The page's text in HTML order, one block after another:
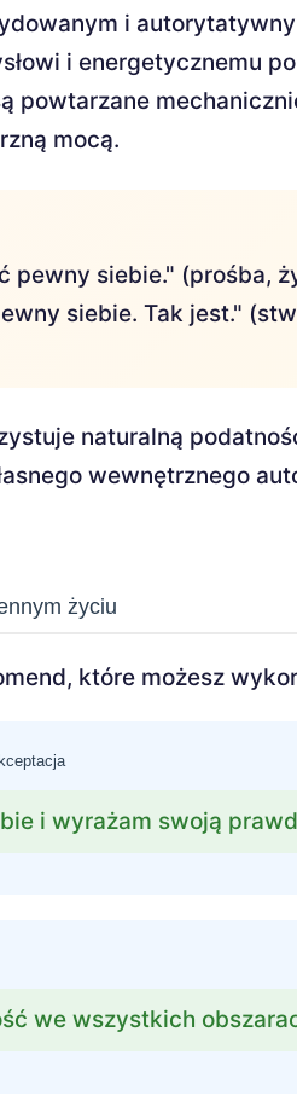
i
i energetycznemu
powtarzane
mocą.
pewny siebie." (prośba,
siebie. Tak jest."
naturalną
wewnętrznego
życiu
które możesz
i wyrażam swoją
we wszystkich